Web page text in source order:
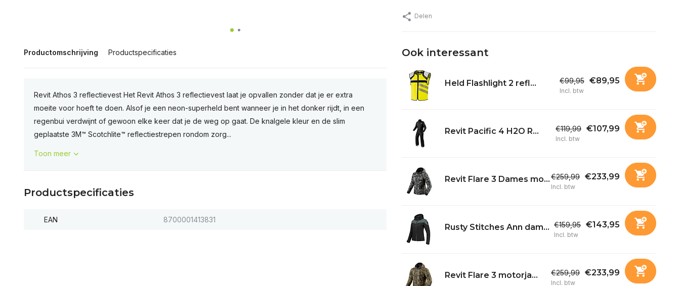
Productomschrijving Productspecificaties
Revit Athos 3 reflectievest Het Revit Athos 3 reflectievest laat je opvallen zonder dat je er extra
moeite voor hoeft te doen. Alsof je een neon-superheld bent wanneer je in het donker rijdt, in een
regenbui verdwijnt of gewoon elke keer dat je de weg op gaat. De knalgele kleur en de slim
geplaatste 3M™ Scotchlite™ reflectiestrepen rondom zorg...
Toon meer
Productspecificaties
EAN 8700001413831
Delen
Ook interessant
Held Flashlight 2 refl... €99,95 €89,95
Incl. btw
Revit Pacific 4 H2O R... €119,99 €107,99
Incl. btw
Revit Flare 3 Dames mo...€259,99 €233,99
Incl. btw
Rusty Stitches Ann dam... €159,95 €143,95
Incl. btw
Revit Flare 3 motorja... €259,99 €233,99
Incl. btw